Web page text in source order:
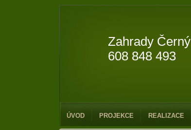
Zahrady Černý
608 848 493
ÚVOD PROJEKCE REALIZACE